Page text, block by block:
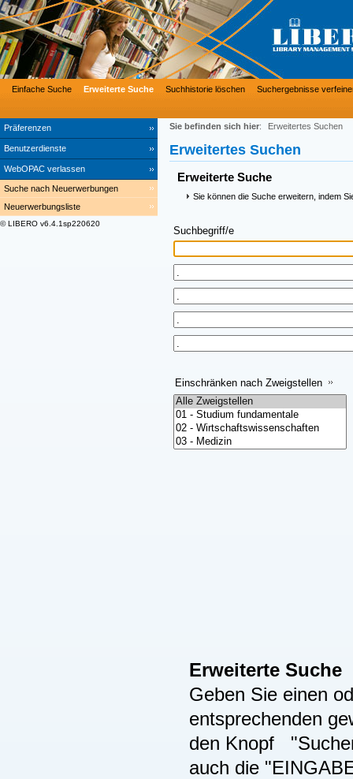
Präferenzen
Benutzerdienste
WebOPAC verlassen
Einfache Suche Erweiterte Suche Suchhistorie löschen Suchergebnisse
Suche nach Neuerwerbungen
Neuerwerbungsliste
© LIBERO v6.4.1sp220620
Sie befinden sich hier: Erweitertes Suchen
Erweitertes Suchen
Erweiterte Suche
Sie können die Suche erweitern, indem
Suchbegriff/e
Einschränken nach Zweigstellen
Erweiterte Suche
Geben Sie einen
entsprechenden
den Knopf
auch die